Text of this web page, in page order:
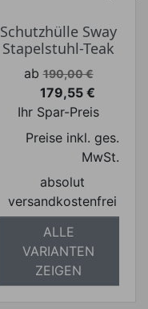
Schutzhülle Sway
Stapelstuhl-Teak
Verkaufspreis
ab 190,00 €
Preis
179,55 €
Ihr Spar-Preis
Preise inkl. ges.
MwSt.
absolut
versandkostenfrei
ALLE
VARIANTEN
ZEIGEN